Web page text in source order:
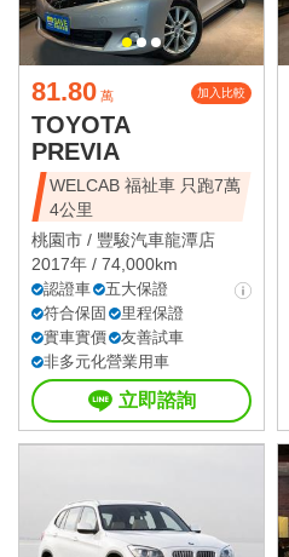
81.80 萬 加入比較
TOYOTA
PREVIA
WELCAB 福祉車 只跑7萬
4公里
桃園市 / 豐駿汽車龍潭店
2017年 / 74,000km
認證車
五大保證
符合保固
里程保證
實車實價
友善試車
非多元化營業用車
立即諮詢